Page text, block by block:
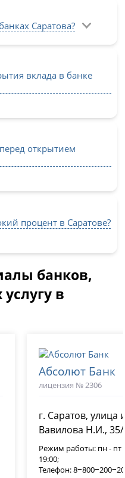
Саратова?
вклада в банке
открытием
процент в Саратове?
банков,
в
Абсолют Банк
лицензия № 2306
г. Саратов, улица
Вавилова Н.И.,
Режим работы: пн - пт
19:00;
Телефон: